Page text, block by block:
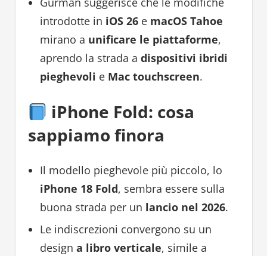
introdotte in iOS 26e macOS Tahoe
mirano a unificare le piattaforme,
aprendo la strada a dispositivi ibridi
pieghevoli e Mac touchscreen.
iPhone Fold: cosa
sappiamo finora
Il modello pieghevole più piccolo, lo
iPhone 18 Fold, sembra essere sulla
buona strada per un lancio nel 2026.
Le indiscrezioni convergono su un
design a libro verticale, simile a